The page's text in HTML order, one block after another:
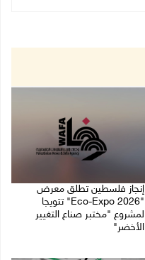
إنجاز فلسطين تطلق معرض
"Eco-Expo 2026" تتويجا
لمشروع "مختبر صناع التغيير
الأخضر"